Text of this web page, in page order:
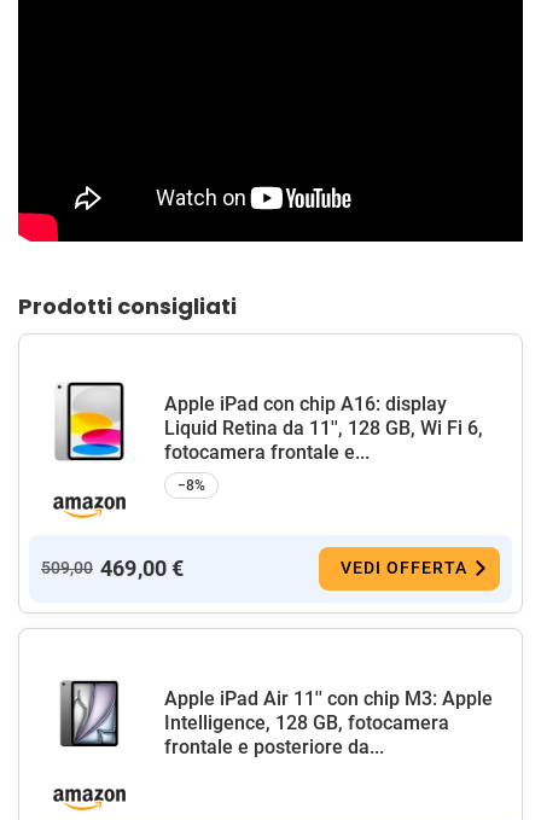
Prodotti consigliati
Apple iPad con chip A16: display
Liquid Retina da 11'', 128 GB, Wi Fi 6,
fotocamera frontale e...
−8%
509,00 469,00 € VEDI OFFERTA
Apple iPad Air 11'' con chip M3: Apple
Intelligence, 128 GB, fotocamera
frontale e posteriore da...